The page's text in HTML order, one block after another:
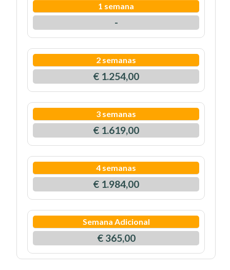
1 semana
-
2 semanas
€ 1.254,00
3 semanas
€ 1.619,00
4 semanas
€ 1.984,00
Semana Adicional
€ 365,00